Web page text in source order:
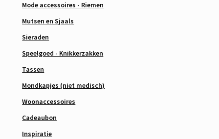
Mode accessoires - Riemen
Mutsen en Sjaals
Sieraden
Speelgoed - Knikkerzakken
Tassen
Mondkapjes (niet medisch)
Woonaccessoires
Cadeaubon
Inspiratie